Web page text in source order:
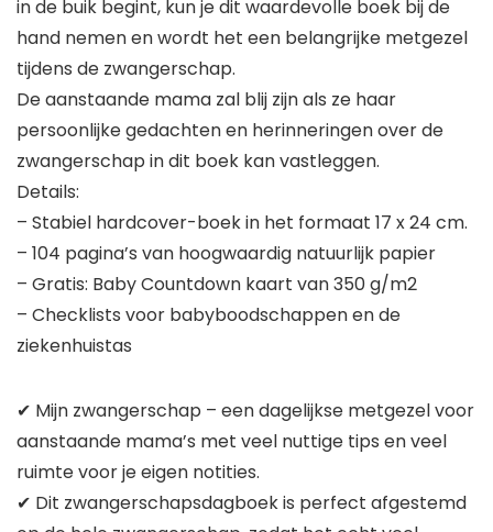
in de buik begint, kun je dit waardevolle boek bij de
hand nemen en wordt het een belangrijke metgezel
tijdens de zwangerschap.
De aanstaande mama zal blij zijn als ze haar
persoonlijke gedachten en herinneringen over de
zwangerschap in dit boek kan vastleggen.
Details:
– Stabiel hardcover-boek in het formaat 17 x 24 cm.
– 104 pagina’s van hoogwaardig natuurlijk papier
– Gratis: Baby Countdown kaart van 350 g/m2
– Checklists voor babyboodschappen en de
ziekenhuistas
✔ Mijn zwangerschap – een dagelijkse metgezel voor
aanstaande mama’s met veel nuttige tips en veel
ruimte voor je eigen notities.
✔ Dit zwangerschapsdagboek is perfect afgestemd